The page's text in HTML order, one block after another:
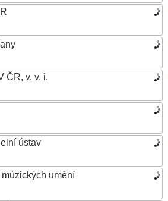
ČR, v. v. i.
ústav
umění